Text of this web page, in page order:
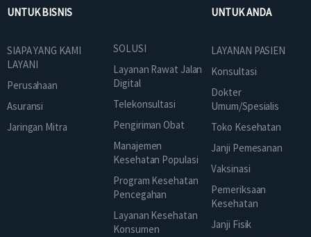
UNTUK BISNIS
SIAPA YANG KAMI
LAYANI
Perusahaan
Asuransi
Jaringan Mitra
SOLUSI
Layanan Rawat Jalan
Digital
Telekonsultasi
Pengiriman Obat
Manajemen
Kesehatan Populasi
Program Kesehatan
Pencegahan
Layanan Kesehatan
Konsumen
UNTUK ANDA
LAYANAN PASIEN
Konsultasi
Dokter
Umum/Spesialis
Toko Kesehatan
Janji Pemesanan
Vaksinasi
Pemeriksaan
Kesehatan
Janji Fisik